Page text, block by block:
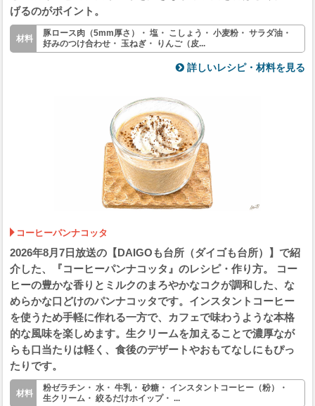
げるのがポイント。
豚ロース肉（5mm厚さ）・ 塩・ こしょう・ 小麦粉・ サラダ油・
好みのつけ合わせ・ 玉ねぎ・ りんご（皮...
詳しいレシピ・材料を見る
コーヒーパンナコッタ
2026年8月7日放送の【DAIGOも台所（ダイゴも台所）】で紹
介した、『コーヒーパンナコッタ』のレシピ・作り方。 コー
ヒーの豊かな香りとミルクのまろやかなコクが調和した、な
めらかな口どけのパンナコッタです。インスタントコーヒー
を使うため手軽に作れる一方で、カフェで味わうような本格
的な風味を楽しめます。生クリームを加えることで濃厚なが
らも口当たりは軽く、食後のデザートやおもてなしにもぴっ
たりです。
粉ゼラチン・ 水・ 牛乳・ 砂糖・ インスタントコーヒー（粉）・
生クリーム・ 絞るだけホイップ・ ...